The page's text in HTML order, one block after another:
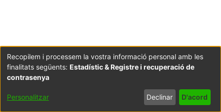
Recopilem i processem la vostra informació personal amb les
finalitats següents: Estadístic & Registre i recuperació de
contrasenya
Personalitzar Declinar D'acord